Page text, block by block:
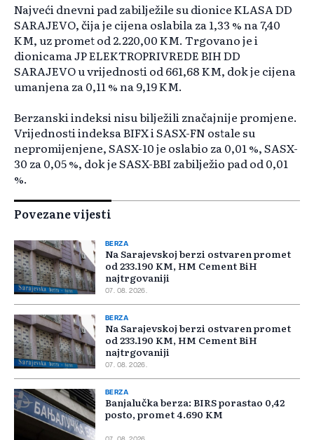
Najveći dnevni pad zabilježile su dionice KLASA DD
SARAJEVO, čija je cijena oslabila za 1,33 % na 7,40
KM, uz promet od 2.220,00 KM. Trgovano je i
dionicama JP ELEKTROPRIVREDE BIH DD
SARAJEVO u vrijednosti od 661,68 KM, dok je cijena
umanjena za 0,11 % na 9,19 KM.
Berzanski indeksi nisu bilježili značajnije promjene.
Vrijednosti indeksa BIFX i SASX-FN ostale su
nepromijenjene, SASX-10 je oslabio za 0,01 %, SASX-
30 za 0,05 %, dok je SASX-BBI zabilježio pad od 0,01
%.
Povezane vijesti
BERZA
Na Sarajevskoj berzi ostvaren promet
od 233.190 KM, HM Cement BiH
najtrgovaniji
07. 08. 2026.
BERZA
Na Sarajevskoj berzi ostvaren promet
od 233.190 KM, HM Cement BiH
najtrgovaniji
07. 08. 2026.
BERZA
Banjalučka berza: BIRS porastao 0,42
posto, promet 4.690 KM